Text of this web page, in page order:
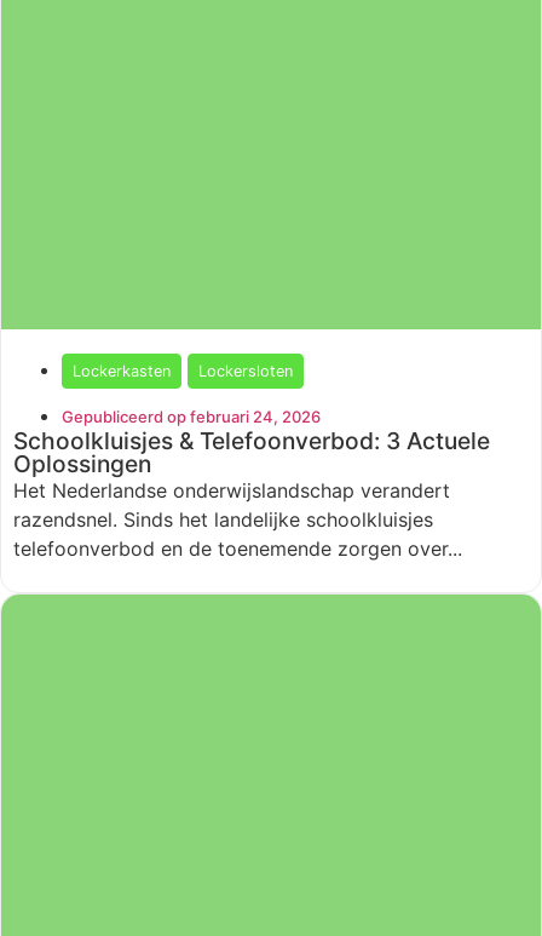
Lockerkasten Lockersloten
Gepubliceerd op februari 24, 2026
Schoolkluisjes & Telefoonverbod: 3 Actuele
Oplossingen
Het Nederlandse onderwijslandschap verandert
razendsnel. Sinds het landelijke schoolkluisjes
telefoonverbod en de toenemende zorgen over...